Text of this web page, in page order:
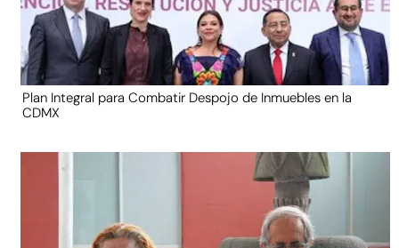
Plan Integral para Combatir Despojo de Inmuebles en la
CDMX